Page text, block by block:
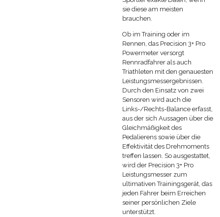
sie diese am meisten
brauchen.
Ob im Training oder im
Rennen, das Precision 3+ Pro
Powermeter versorgt
Rennradfahrer als auch
Triathleten mit den genauesten
Leistungsmessergebnissen.
Durch den Einsatz von zwei
Sensoren wird auch die
Links-/Rechts-Balance erfasst,
aus der sich Aussagen über die
Gleichmäßigkeit des
Pedalierens sowie über die
Effektivität des Drehmoments
treffen lassen. So ausgestattet,
wird der Precision 3+ Pro
Leistungsmesser zum
ultimativen Trainingsgerät, das
jeden Fahrer beim Erreichen
seiner persönlichen Ziele
unterstützt.